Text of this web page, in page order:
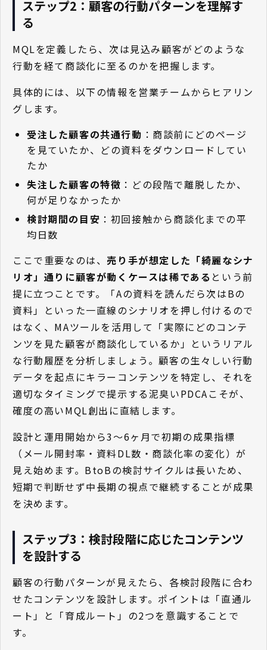
ステップ2：顧客の行動パターンを理解す
る
MQLを定義したら、次は見込み顧客がどのような
行動を経て商談化に至るのかを把握します。
具体的には、以下の情報を営業チームからヒアリン
グします。
受注した顧客の共通行動 ：商談前にどのページ
を見ていたか、どの資料をダウンロードしてい
たか
失注した顧客の特徴 ：どの段階で離脱したか、
何が足りなかったか
検討期間の目安 ：初回接触から商談化までの平
均日数
ここで重要なのは、売り手が想定した「綺麗なシナ
リオ」通りに顧客が動くケースは稀である という前
提に立つことです。「Aの資料を読んだら次はBの
資料」といった一直線のシナリオを押し付けるので
はなく、MAツールを活用して「実際にどのコンテ
ンツを見た顧客が商談化しているか」というリアル
な行動履歴を分析しましょう。顧客の生々しい行動
データを起点にキラーコンテンツを特定し、それを
適切なタイミングで提示する泥臭いPDCAこそが、
確度の高いMQL創出に直結します。
設計と運用開始から3〜6ヶ月で初期の成果指標
（メール開封率・資料DL数・商談化率の変化）が
見え始めます。BtoBの検討サイクルは長いため、
短期で判断せず中長期の視点で継続することが成果
を決めます。
ステップ3：検討段階に応じたコンテンツ
を設計する
顧客の行動パターンが見えたら、各検討段階に合わ
せたコンテンツを設計します。ポイントは「直通ル
ート」と「育成ルート」の2つを意識することで
す。